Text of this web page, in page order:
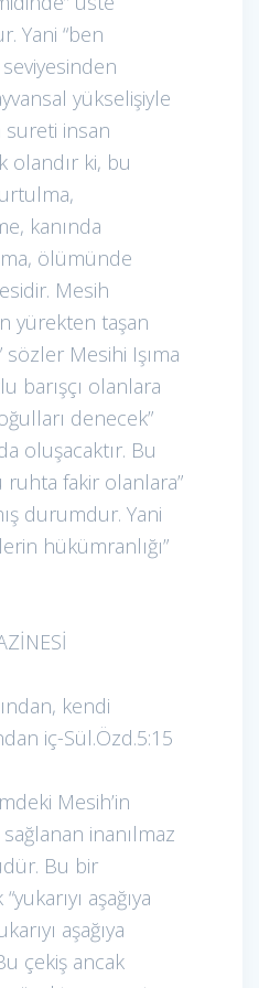
Yani “ben
yükselişiyle
sureti insan
olandır ki, bu
kanında
ölümünde
Mesih
yürekten taşan
sözler Mesihi Işıma
barışçı olanlara
denecek”
oluşacaktır. Bu
fakir olanlara”
durumdur. Yani
hükümranlığı”
kendi
iç-Sül.Özd.5:15
Mesih’in
inanılmaz
Bu bir
aşağıya
aşağıya
çekiş ancak